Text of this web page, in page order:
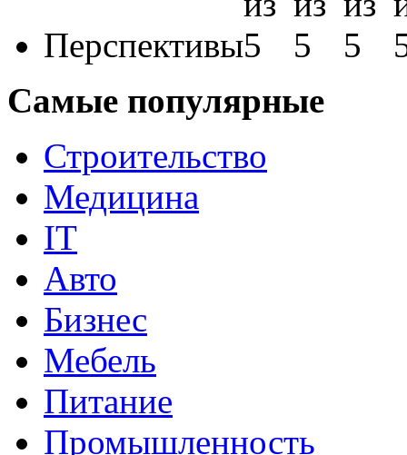
Перспективы
Самые популярные
Строительство
Медицина
IT
Авто
Бизнес
Мебель
Питание
Промышленность